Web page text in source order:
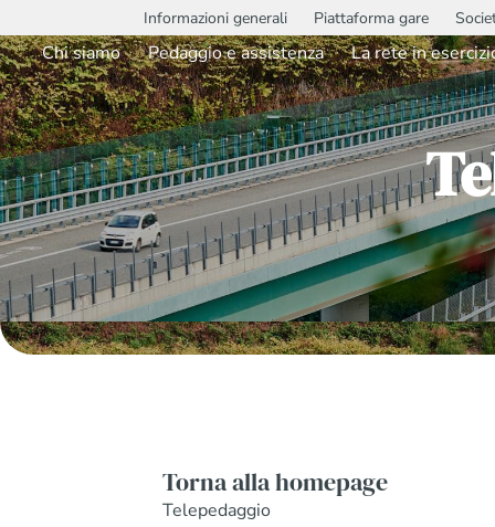
Informazioni generali Piattaforma gare
Chi siamo Pedaggio e assistenza La rete in
Torna alla homepage
Telepedaggio